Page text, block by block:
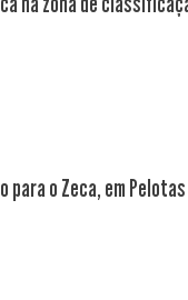
para o Zeca, em Pelotas